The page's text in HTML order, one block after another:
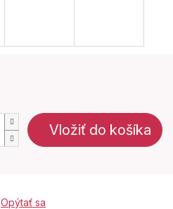
Vložiť do košíka
Opýtať sa